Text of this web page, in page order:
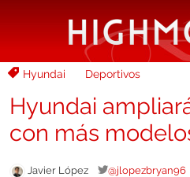
Hyundai Deportivos
Hyundai
con más
Javier López
@jlopezbryan96